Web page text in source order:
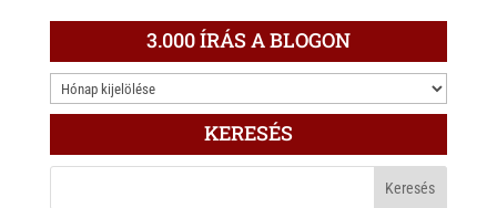
3.000 ÍRÁS A BLOGON
3.000
ÍRÁS
KERESÉS